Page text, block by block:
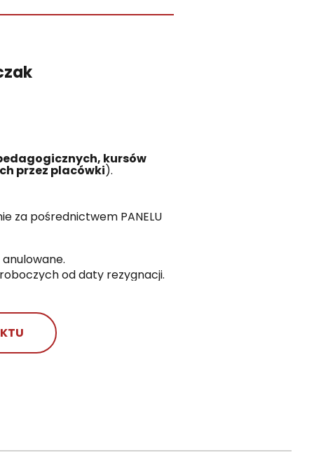
kursów
przez placówki).
za pośrednictwem PANELU
od daty rezygnacji.